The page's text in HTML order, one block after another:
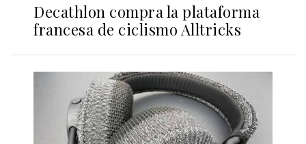
Decathlon compra la plataforma
francesa de ciclismo Alltricks